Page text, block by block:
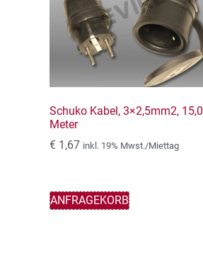
Schuko Kabel, 3×2,5mm2, 15,0
Meter
€ 1,67 inkl. 19% Mwst./Miettag
ANFRAGEKORB